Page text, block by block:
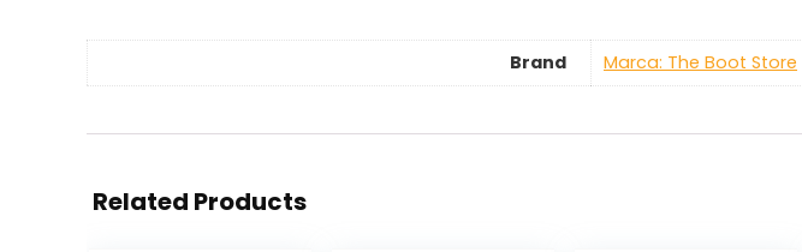
Brand Marca: The Boot Store
Related Products